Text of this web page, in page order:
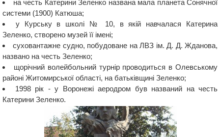
на честь Катерини Зеленко названа мала планета Сонячної
системи (1900) Катюша;
у Курську в школі № 10, в якій навчалася Катерина
Зеленко, створено музей її імені;
суховантажне судно, побудоване на ЛВЗ ім. Д. Д. Жданова,
названо на честь Зеленко;
щорічний волейбольний турнір проводиться в Олевському
районі Житомирської області, на батьківщині Зеленко;
1998 рік - у Воронежі аеродром був названий на честь
Катерини Зеленко.